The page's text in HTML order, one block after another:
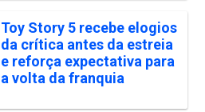
Toy Story 5 recebe elogios
da crítica antes da estreia
e reforça expectativa para
a volta da franquia